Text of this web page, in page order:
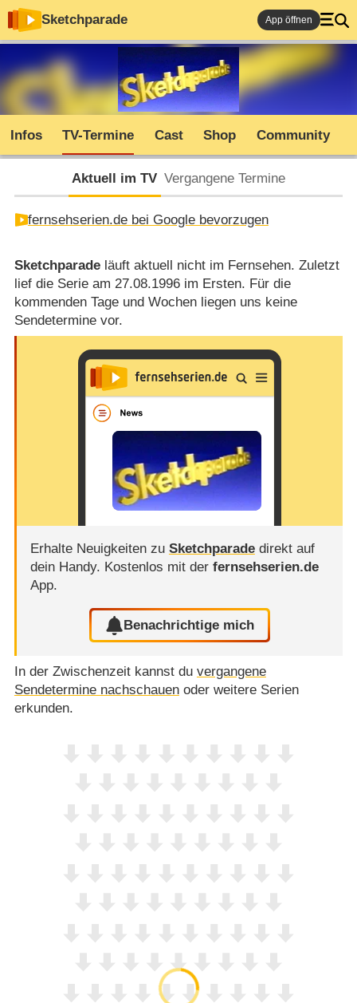
Sketchparade App öffnen
Infos TV-Termine Cast Shop Community
Aktuell im TV Vergangene Termine
fernsehserien.de bei Google bevorzugen
Sketchparadeläuft aktuell nicht im Fernsehen. Zuletzt
lief die Serie am 27.08.1996 im Ersten. Für die
kommenden Tage und Wochen liegen uns keine
Sendetermine vor.
Erhalte Neuigkeiten zu Sketchparadedirekt auf
dein Handy. Kostenlos mit der fernsehserien.de
App.
Benachrichtige mich
In der Zwischenzeit kannst du vergangene
Sendetermine nachschauenoder weitere Serien
erkunden.